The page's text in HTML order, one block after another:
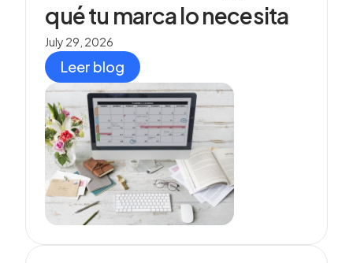
qué tu marca lo necesita
July 29, 2026
Leer blog